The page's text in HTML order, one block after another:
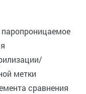
метки
сравнения